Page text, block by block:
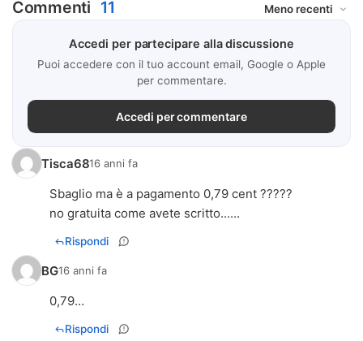
Commenti 11
Accedi per partecipare alla discussione
Puoi accedere con il tuo account email, Google o Apple
per commentare.
Accedi per commentare
Tisca6816 anni fa
Sbaglio ma è a pagamento 0,79 cent ?????
no gratuita come avete scritto......
Rispondi
BG16 anni fa
0,79…
Rispondi